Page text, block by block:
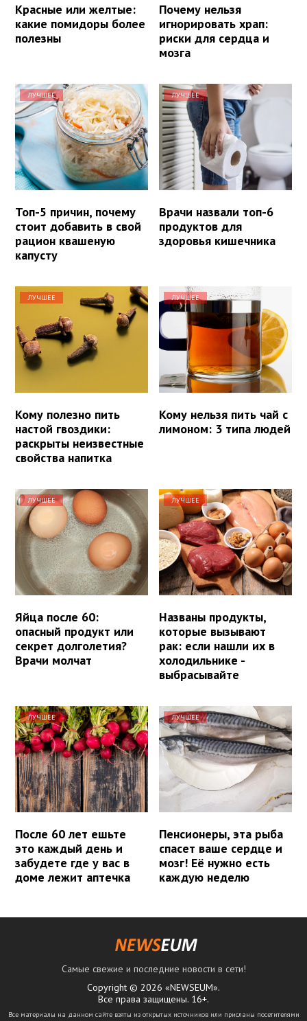
Красные или желтые:
какие помидоры более
полезны
Почему нельзя
игнорировать храп:
риски для сердца и
мозга
ЛУЧШЕЕ
Топ-5 причин, почему
стоит добавить в свой
рацион квашеную
капусту
ЛУЧШЕЕ
Врачи назвали топ-6
продуктов для
здоровья кишечника
ЛУЧШЕЕ
Кому полезно пить
настой гвоздики:
раскрыты неизвестные
свойства напитка
ЛУЧШЕЕ
Кому нельзя пить чай с
лимоном: 3 типа людей
ЛУЧШЕЕ
Яйца после 60:
опасный продукт или
секрет долголетия?
Врачи молчат
ЛУЧШЕЕ
Названы продукты,
которые вызывают
рак: если нашли их в
холодильнике -
выбрасывайте
ЛУЧШЕЕ
После 60 лет ешьте
это каждый день и
забудете где у вас в
доме лежит аптечка
ЛУЧШЕЕ
Пенсионеры, эта рыба
спасет ваше сердце и
мозг! Её нужно есть
каждую неделю
Самые свежие и последние новости в сети!
Copyright © 2026 «NEWSEUM».
Все права защищены. 16+.
Все материалы на данном сайте взяты из открытых источников или присланы посетителями